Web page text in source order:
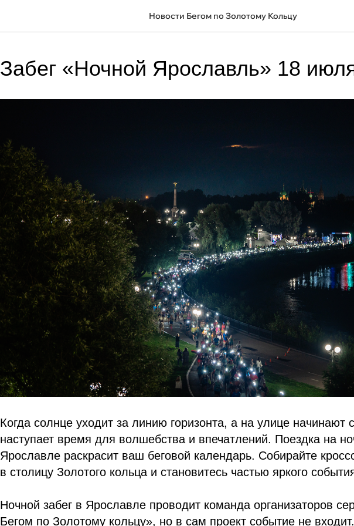
Новости Бегом по Золотому Кольцу
Забег «Ночной Ярославль» 18
Когда солнце уходит за линию горизонта, а на улице начинают
наступает время для волшебства и впечатлений. Поездка на
Ярославле раскрасит ваш беговой календарь. Собирайте
в столицу Золотого кольца и становитесь частью яркого
Ночной забег в Ярославле проводит команда организаторов
Бегом по Золотому кольцу», но в сам проект событие не входит.